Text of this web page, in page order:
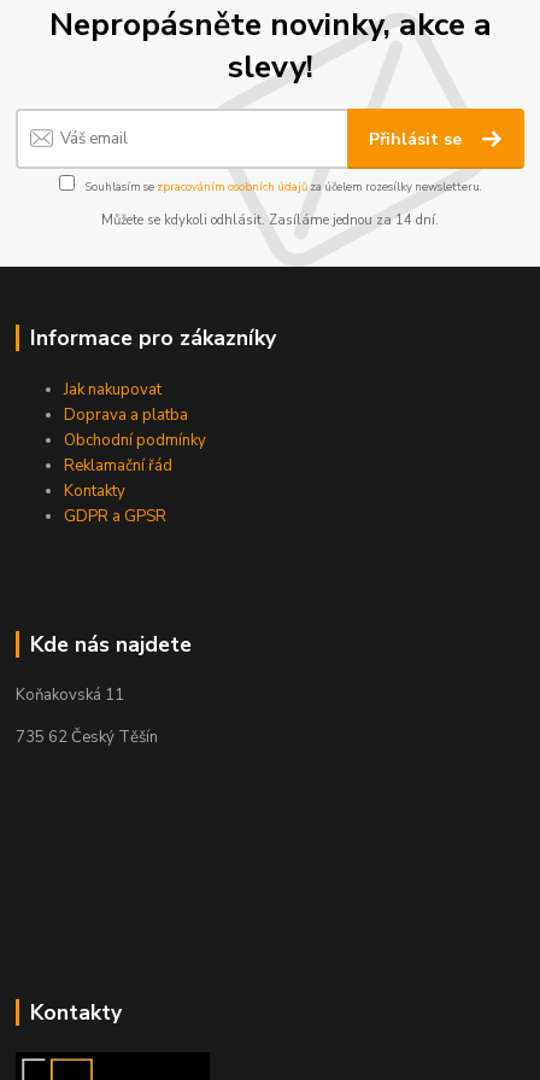
Nepropásněte novinky, akce a
slevy!
Přihlásit se
Souhlasím se zpracováním osobních údajůza účelem rozesílky newsletteru.
Můžete se kdykoli odhlásit. Zasíláme jednou za 14 dní.
Informace pro zákazníky
Jak nakupovat
Doprava a platba
Obchodní podmínky
Reklamační řád
Kontakty
GDPR a GPSR
Kde nás najdete
Koňakovská 11
735 62 Český Těšín
Kontakty